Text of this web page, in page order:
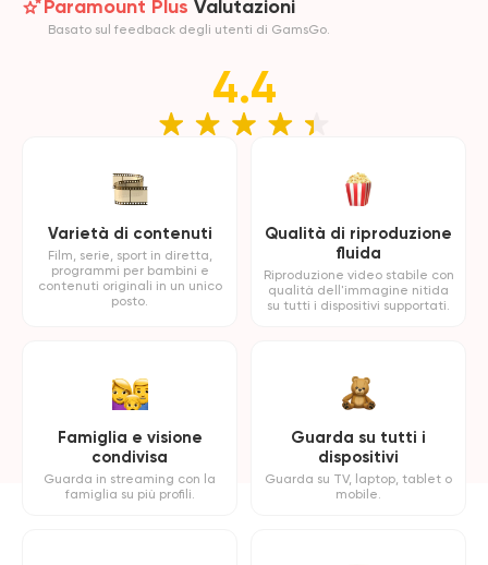
Paramount Plus Valutazioni
Basato sul feedback degli utenti di GamsGo.
4.4
Varietà di contenuti
Film, serie, sport in diretta,
programmi per bambini e
contenuti originali in un unico
posto.
Qualità di riproduzione
fluida
Riproduzione video stabile con
qualità dell'immagine nitida
su tutti i dispositivi supportati.
Famiglia e visione
condivisa
Guarda in streaming con la
famiglia su più profili.
Guarda su tutti i
dispositivi
Guarda su TV, laptop, tablet o
mobile.